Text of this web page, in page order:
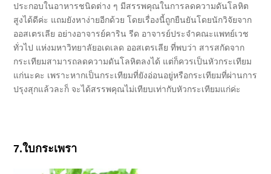
ประกอบในอาหารชนิดต่าง ๆ มีสรรพคุณในการลดความดันโลหิต
สูงได้ดีค่ะ แถมยังหาง่ายอีกด้วย โดยเรื่องนี้ถูกยืนยันโดยนักวิจัยจาก
ออสเตรเลีย อย่างอาจารย์คาริน รีด อาจารย์ประจำคณะแพทย์เวช
ทั่วไป แห่งมหาวิทยาลัยอเดเลด ออสเตรเลีย ที่พบว่า สารสกัดจาก
กระเทียมสามารถลดความดันโลหิตลงได้ แต่ก็ควรเป็นหัวกระเทียม
แก่นะคะ เพราะหากเป็นกระเทียมที่ยังอ่อนอยู่หรือกระเทียมที่ผ่านการ
ปรุงสุกแล้วละก็ จะได้สรรพคุณไม่เทียบเท่ากับหัวกระเทียมแก่ค่ะ
7.ใบกระเพรา